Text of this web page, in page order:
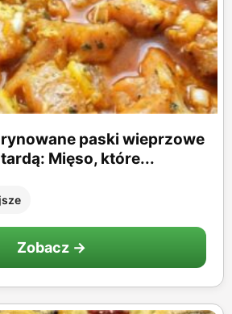
paski wieprzowe
Mięso, które...
Zobacz →